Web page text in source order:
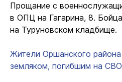
Прощание с
в ОПЦ на Гагарина, 8.
на Туруновском кладбище.
Жители Оршанского района
земляком, погибшим на